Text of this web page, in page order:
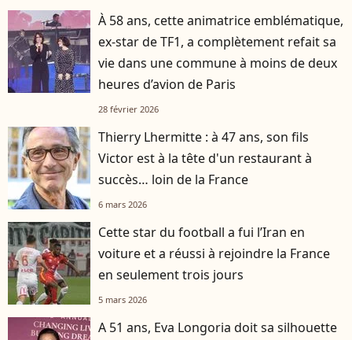
À 58 ans, cette animatrice emblématique,
ex-star de TF1, a complètement refait sa
vie dans une commune à moins de deux
heures d’avion de Paris
28 février 2026
Thierry Lhermitte : à 47 ans, son fils
Victor est à la tête d'un restaurant à
succès… loin de la France
6 mars 2026
Cette star du football a fui l’Iran en
voiture et a réussi à rejoindre la France
en seulement trois jours
5 mars 2026
A 51 ans, Eva Longoria doit sa silhouette